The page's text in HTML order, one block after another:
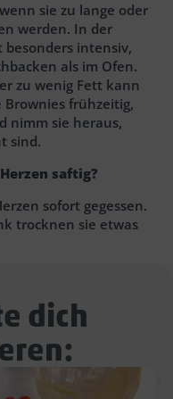
sie zu lange oder
werden. In der
intensiv,
als im Ofen.
zu wenig Fett kann
frühzeitig,
nimm sie heraus,
sind.
saftig?
sofort gegessen.
trocknen sie etwas
dich